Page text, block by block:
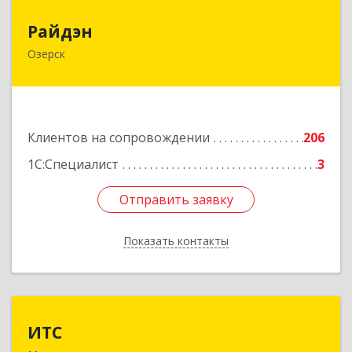
Райдэн
Озерск
Клиентов на сопровождении
206
1С:Специалист
3
Отправить заявку
Показать контакты
456783, Челябинская обл, Озерск г, Ленина пр-
Отправить заявку
Назад
ИТС